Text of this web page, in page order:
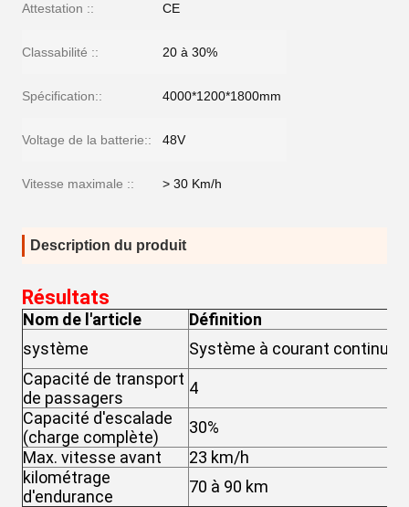
Attestation :: CE
Classabilité :: 20 à 30%
Spécification:: 4000*1200*1800mm
Voltage de la batterie:: 48V
Vitesse maximale :: > 30 Km/h
Description du produit
Résultats
Nom de l'article
Définition
système
Système à courant continu
Capacité de transport
de passagers
4
Capacité d'escalade
(charge complète)
30%
Max. vitesse avant
23 km/h
kilométrage
d'endurance
70 à 90 km